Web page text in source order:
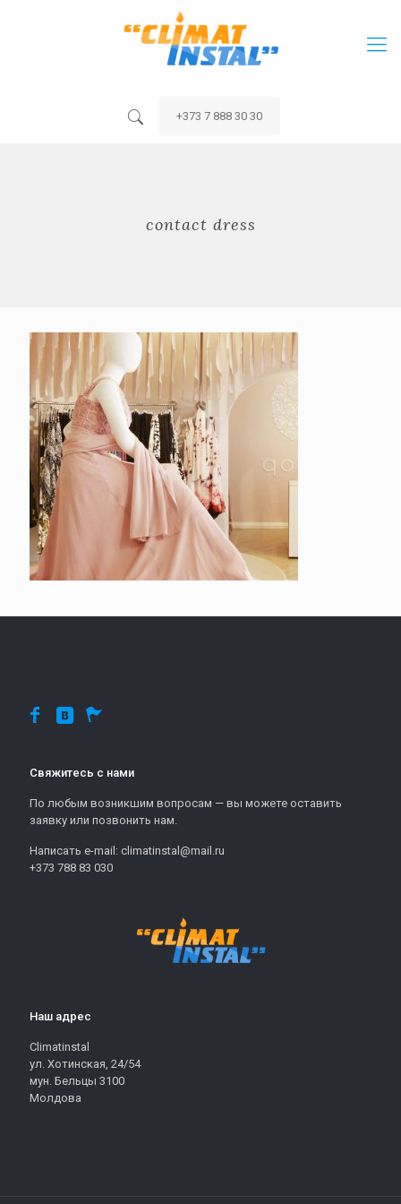
+373 7 888 30 30
contact dress
Свяжитесь с нами
По любым возникшим вопросам — вы можете оставить
заявку или позвонить нам.
Написать e-mail: climatinstal@mail.ru
+373 788 83 030
Наш адрес
Climatinstal
ул. Хотинская, 24/54
мун. Бельцы 3100
Молдова